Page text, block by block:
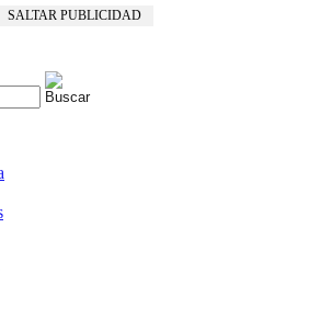
SALTAR PUBLICIDAD